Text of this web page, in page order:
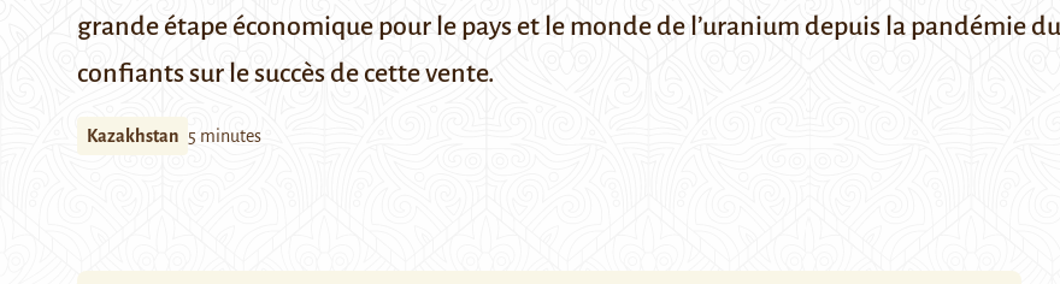
grande étape économique pour le pays et le monde de l’uranium depuis la pandémie
confiants sur le succès de cette vente.
Kazakhstan 5 minutes